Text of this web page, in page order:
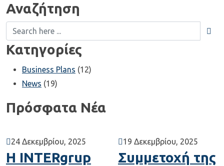
Αναζήτηση
Κατηγορίες
Business Plans (12)
News (19)
Πρόσφατα Νέα
24 Δεκεμβρίου, 2025
Η INTERgrup
19 Δεκεμβρίου, 2025
Συμμετοχή της